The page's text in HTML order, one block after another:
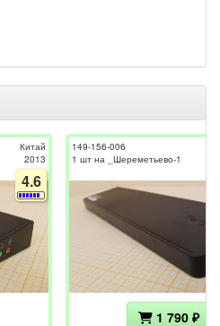
Китай
2013
4.6
149-156-006
1 шт на _Шереметьево-1
1 790 ₽